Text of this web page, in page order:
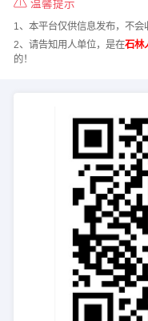
温馨提示
1、本平台仅供信息发布，不会
2、请告知用人单位，是在石林
的！